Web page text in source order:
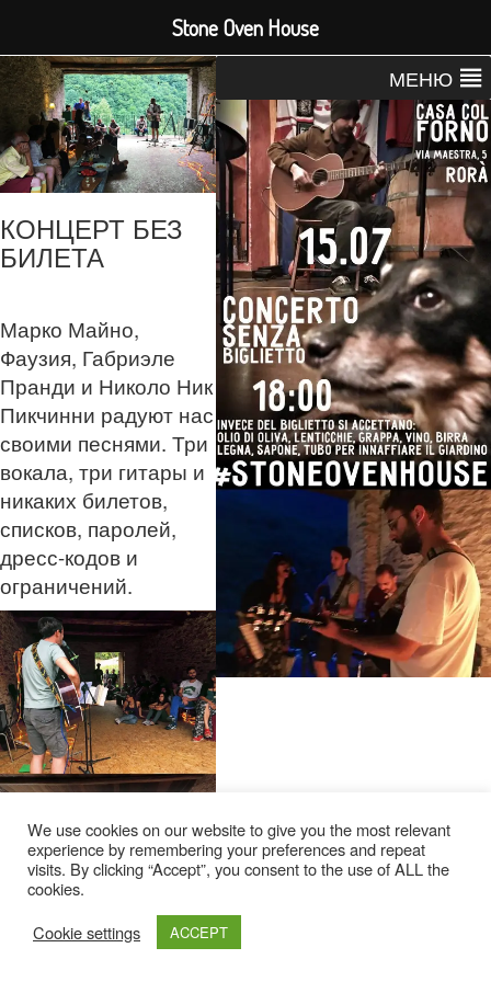
КОНЦЕРТ БЕЗ
БИЛЕТА
Марко Майно,
Фаузия, Габриэле
Пранди и Николо Ник
Пикчинни радуют нас
своими песнями. Три
вокала, три гитары и
никаких билетов,
списков, паролей,
дресс-кодов и
ограничений.
МЕНЮ
We use cookies on our website to give you the most relevant
experience by remembering your preferences and repeat
visits. By clicking “Accept”, you consent to the use of ALL the
cookies.
Cookie settings
ACCEPT
Stone Oven House